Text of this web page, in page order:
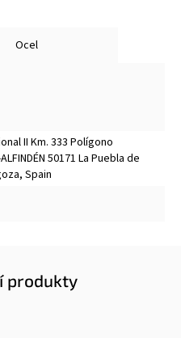
Ocel
II Km. 333 Polígono
50171 La Puebla de
Spain
produkty